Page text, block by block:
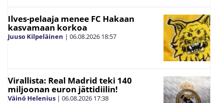
Ilves-pelaaja menee FC Hakaan
kasvamaan korkoa
Juuso Kilpeläinen | 06.08.2026 18:57
Virallista: Real Madrid teki 140
miljoonan euron jättidiilin!
Väinö Helenius | 06.08.2026 17:38